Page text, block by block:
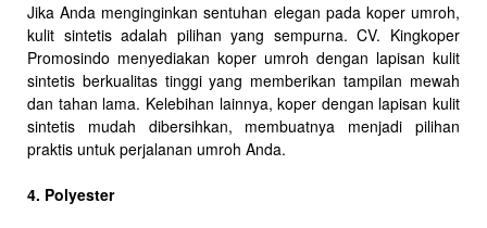
Jika Anda menginginkan sentuhan elegan pada koper umroh,
kulit sintetis adalah pilihan yang sempurna. CV. Kingkoper
Promosindo menyediakan koper umroh dengan lapisan kulit
sintetis berkualitas tinggi yang memberikan tampilan mewah
dan tahan lama. Kelebihan lainnya, koper dengan lapisan kulit
sintetis mudah dibersihkan, membuatnya menjadi pilihan
praktis untuk perjalanan umroh Anda.
4. Polyester